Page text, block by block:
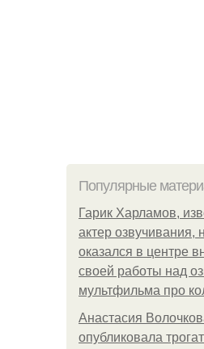
Популярные
Гарик Харламов,
актер озвучивания,
оказался в центре
своей работы над
мультфильма про
Анастасия
опубликовала